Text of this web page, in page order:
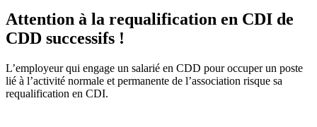
Attention à la requalification en CDI de
CDD successifs !
L’employeur qui engage un salarié en CDD pour occuper un poste
lié à l’activité normale et permanente de l’association risque sa
requalification en CDI.